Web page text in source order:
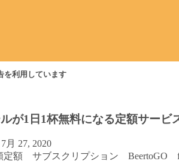
を利用しています
が1日1杯無料になる定額サービ
7月 27, 2020